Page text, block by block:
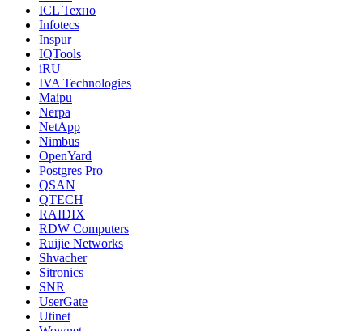
ICL Техно
Infotecs
Inspur
IQTools
iRU
IVA Technologies
Maipu
Nerpa
NetApp
Nimbus
OpenYard
Postgres Pro
QSAN
QTECH
RAIDIX
RDW Computers
Ruijie Networks
Shvacher
Sitronics
SNR
UserGate
Utinet